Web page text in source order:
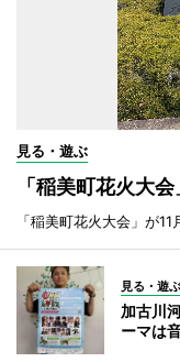
見る・遊ぶ
「稲美町花火大
「稲美町花火大会」が11
見る・遊ぶ
加古川
ーマは